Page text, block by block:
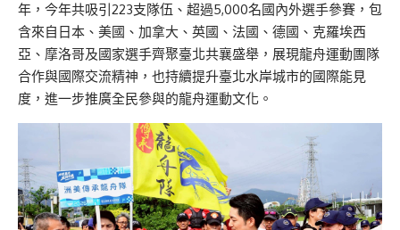
年，今年共吸引223支隊伍、超過5,000名國內外選手參賽，包
含來自日本、美國、加拿大、英國、法國、德國、克羅埃西
亞、摩洛哥及國家選手齊聚臺北共襄盛舉，展現龍舟運動團隊
合作與國際交流精神，也持續提升臺北水岸城市的國際能見
度，進一步推廣全民參與的龍舟運動文化。